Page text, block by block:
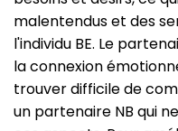
malentendus et des
l'individu BE. Le
la connexion
trouver difficile de
un partenaire NB qui